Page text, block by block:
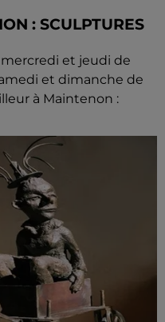
: SCULPTURES
et jeudi de
et dimanche de
à Maintenon :